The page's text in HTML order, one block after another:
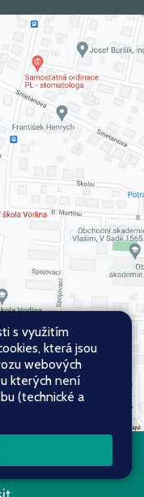
s využitím
která jsou
webových
kterých není
(technické a